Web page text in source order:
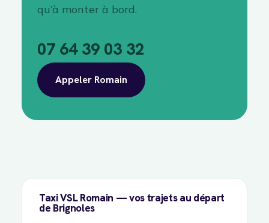
qu’à monter à bord.
07 64 39 03 32
Appeler Romain
Taxi VSL Romain — vos trajets au départ
de Brignoles